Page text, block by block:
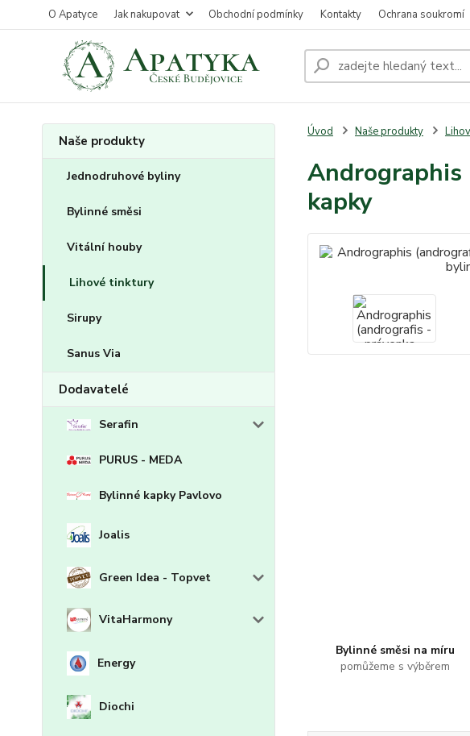
O Apatyce Jak nakupovat Obchodní podmínky Kontakty Ochrana soukromí
Naše produkty
Jednodruhové byliny
Bylinné směsi
Vitální houby
Lihové tinktury
Sirupy
Sanus Via
Dodavatelé
Serafin
PURUS - MEDA
Bylinné kapky Pavlovo
Joalis
Green Idea - Topvet
VitaHarmony
Energy
Diochi
Úvod Naše produkty
Andrographis
kapky
Bylinné směsi na míru
pomůžeme s výběrem